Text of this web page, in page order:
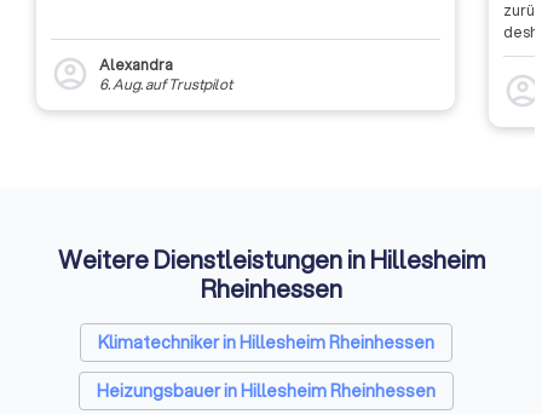
Informationstechnik e.V.) ist
Frankfurt am Main.
account_circle
Alexandra
6. Aug.auf Trustpilot
dass
account_circle
Weitere Dienstleistungen in Hillesheim
Rheinhessen
Klimatechniker in Hillesheim Rheinhessen
Heizungsbauer in Hillesheim Rheinhessen